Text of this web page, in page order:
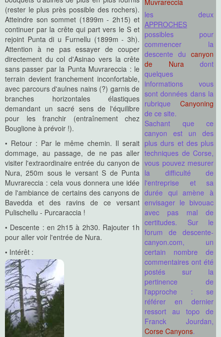
les deux
APPROCHES
possibles pour
commencer la
descente du canyon
de Nuradont
quelques
informations vous
sont données dans la
rubrique Canyoning
de ce site.
Sachant que ce
canyon est un des
plus durs et des plus
techniques de Corse,
vous pouvez mesurer
la difficulté de
l'entreprise et sa
durée qui amène à
envisager le bivouac
avec pas mal de
certitudes. Sur le
forum de descente-
canyon.com, un
certain nombre de
commentaires ont été
postés sur la
pertinence de
l'approche : se
référer en dernier
ressort au topo de
Franck Jourdan,
Corse Canyons.
(rester le plus près possible des rochers).
Atteindre son sommet (1899m - 2h15) et
continuer par la crête qui part vers le S et
rejoint Punta di u Furnellu (1899m - 3h).
Attention à ne pas essayer de couper
directement du col d'Asinao vers la crête
sans passer par la Punta Muvrareccia : le
terrain devient franchement inconfortable,
avec parcours d'aulnes nains (?) garnis de
branches horizontales élastiques
demandant un sacré sens de l'équilibre
pour les franchir (entraînement chez
Bouglione à prévoir !).
• Retour : Par le même chemin. Il serait
dommage, au passage, de ne pas aller
visiter l'extraordinaire entrée du canyon de
Nura, 250m sous le versant S de Punta
Muvrareccia : cela vous donnera une idée
de l'ambiance de certains des canyons de
Bavedda et des ravins de ce versant
Pulischellu - Purcaraccia !
• Descente : en 2h15 à 2h30. Rajouter 1h
pour aller voir l'entrée de Nura.
• Intérêt :